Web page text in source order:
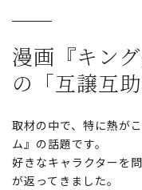
漫画『キン
の「互譲互助
取材の中で、特に熱が
ム』の話題です。
好きなキャラクターを
が返ってきました。